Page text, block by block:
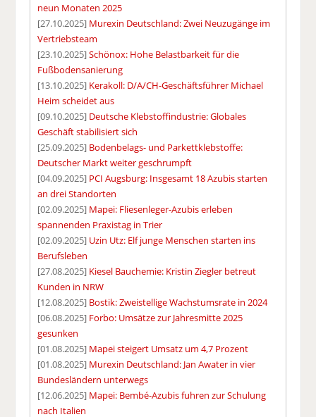
neun Monaten 2025
[27.10.2025] Murexin Deutschland: Zwei Neuzugänge im
Vertriebsteam
[23.10.2025]Schönox: Hohe Belastbarkeit für die
Fußbodensanierung
[13.10.2025] Kerakoll: D/A/CH-Geschäftsführer Michael
Heim scheidet aus
[09.10.2025] Deutsche Klebstoffindustrie: Globales
Geschäft stabilisiert sich
[25.09.2025] Bodenbelags- und Parkettklebstoffe:
Deutscher Markt weiter geschrumpft
[04.09.2025] PCI Augsburg: Insgesamt 18 Azubis starten
an drei Standorten
[02.09.2025] Mapei: Fliesenleger-Azubis erleben
spannenden Praxistag in Trier
[02.09.2025] Uzin Utz: Elf junge Menschen starten ins
Berufsleben
[27.08.2025] Kiesel Bauchemie: Kristin Ziegler betreut
Kunden in NRW
[12.08.2025] Bostik: Zweistellige Wachstumsrate in 2024
[06.08.2025] Forbo: Umsätze zur Jahresmitte 2025
gesunken
[01.08.2025] Mapei steigert Umsatz um 4,7 Prozent
[01.08.2025] Murexin Deutschland: Jan Awater in vier
Bundesländern unterwegs
[12.06.2025] Mapei: Bembé-Azubis fuhren zur Schulung
nach Italien